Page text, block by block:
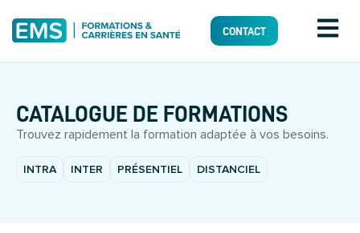
CONTACT
CATALOGUE DE FORMATIONS
Trouvez rapidement la formation adaptée à vos besoins.
INTRA INTER PRÉSENTIEL DISTANCIEL